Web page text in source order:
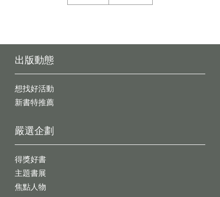
出版動態
想找好活動
新書特推薦
嚴選企劃
得獎好書
主題書展
焦點人物